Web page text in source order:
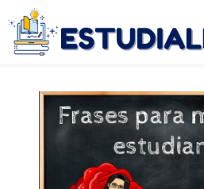
Saltar
al
contenido